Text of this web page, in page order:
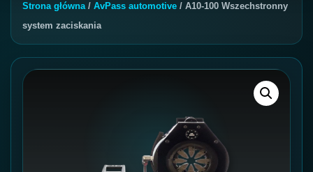
Strona główna/ AvPass automotive / A10-100 Wszechstronny
system zaciskania